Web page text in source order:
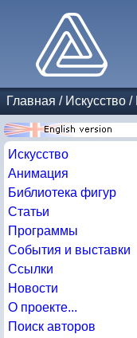
Главная / Искусство /
Искусство
Анимация
Библиотека фигур
Статьи
Программы
События и выставки
Ссылки
Новости
О проекте...
Поиск авторов